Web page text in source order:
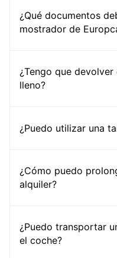
¿Qué documentos
mostrador de
¿Tengo que
lleno?
¿Puedo utilizar una
¿Cómo puedo
alquiler?
¿Puedo transportar
el coche?